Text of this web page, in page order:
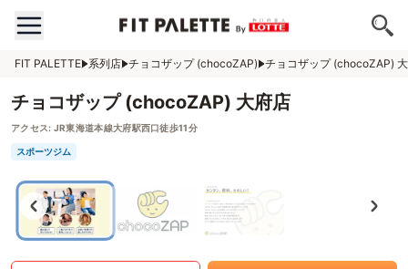
FIT PALETTE 系列店 チョコザップ (chocoZAP) チョコザップ (chocoZAP)
チョコザップ (chocoZAP) 大府店
アクセス: JR東海道本線大府駅西口徒歩11分
スポーツジム